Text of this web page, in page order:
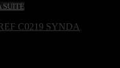
SUITE